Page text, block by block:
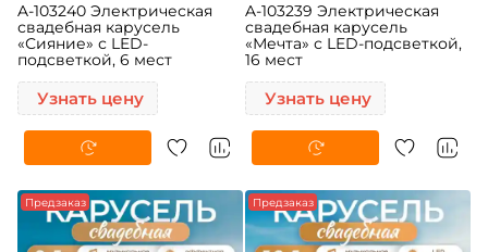
A-103240 Электрическая
свадебная карусель
«Сияние» с LED-
подсветкой, 6 мест
Узнать цену
A-103239 Электрическая
свадебная карусель
«Мечта» с LED-подсветкой,
16 мест
Узнать цену
Предзаказ Предзаказ